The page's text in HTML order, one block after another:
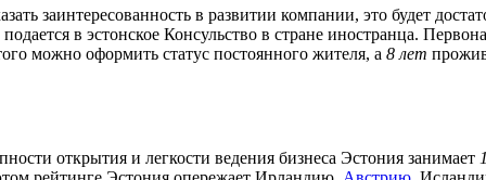
заинтересованность в развитии компании, это будет
в эстонское Консульство в стране иностранца.
можно оформить статус постоянного жителя, а 8 лет
открытия и легкости ведения бизнеса Эстония занимает